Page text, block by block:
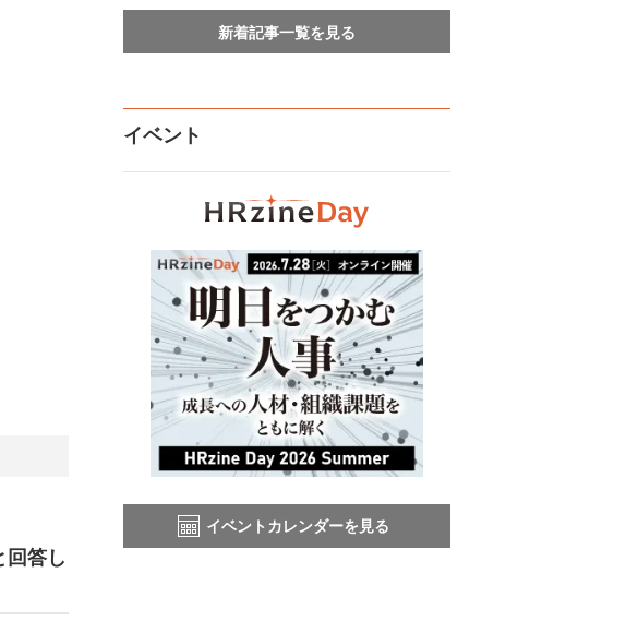
答し
新着記事一覧を見る
イベント
イベントカレンダーを見る